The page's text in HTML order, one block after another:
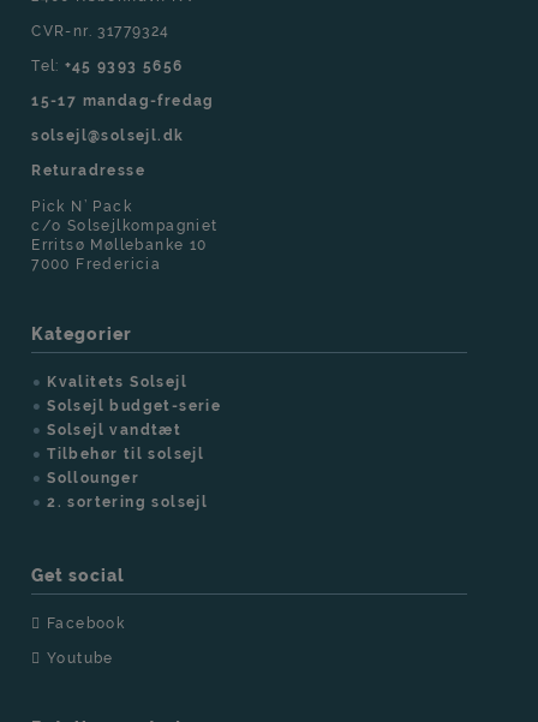
CVR-nr. 31779324
Tel:+45 9393 5656
15-17 mandag-fredag
solsejl@solsejl.dk
Returadresse
Pick N’ Pack
c/o Solsejlkompagniet
Erritsø Møllebanke 10
7000 Fredericia
Kategorier
Kvalitets Solsejl
Solsejl budget-serie
Solsejl vandtæt
Tilbehør til solsejl
Sollounger
2. sortering solsejl
Get social
Facebook
Youtube